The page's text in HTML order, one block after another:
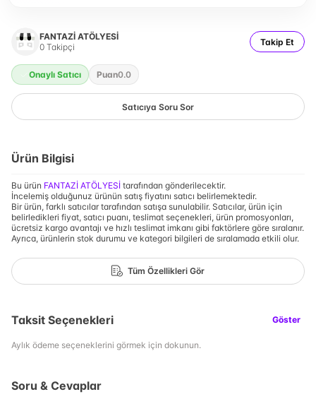
FANTAZİ ATÖLYESİ
0 Takipçi Takip Et
Onaylı Satıcı Puan0.0
Satıcıya Soru Sor
Ürün Bilgisi
Bu ürün FANTAZİ ATÖLYESİ tarafından gönderilecektir.
İncelemiş olduğunuz ürünün satış fiyatını satıcı belirlemektedir.
Bir ürün, farklı satıcılar tarafından satışa sunulabilir. Satıcılar, ürün için
belirledikleri fiyat, satıcı puanı, teslimat seçenekleri, ürün promosyonları,
ücretsiz kargo avantajı ve hızlı teslimat imkanı gibi faktörlere göre sıralanır.
Ayrıca, ürünlerin stok durumu ve kategori bilgileri de sıralamada etkili olur.
Tüm Özellikleri Gör
Taksit Seçenekleri Göster
Aylık ödeme seçeneklerini görmek için dokunun.
Soru & Cevaplar